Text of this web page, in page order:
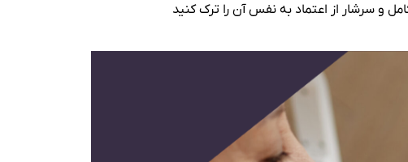
و سرشار از اعتماد به نفس آن را ترک کنید